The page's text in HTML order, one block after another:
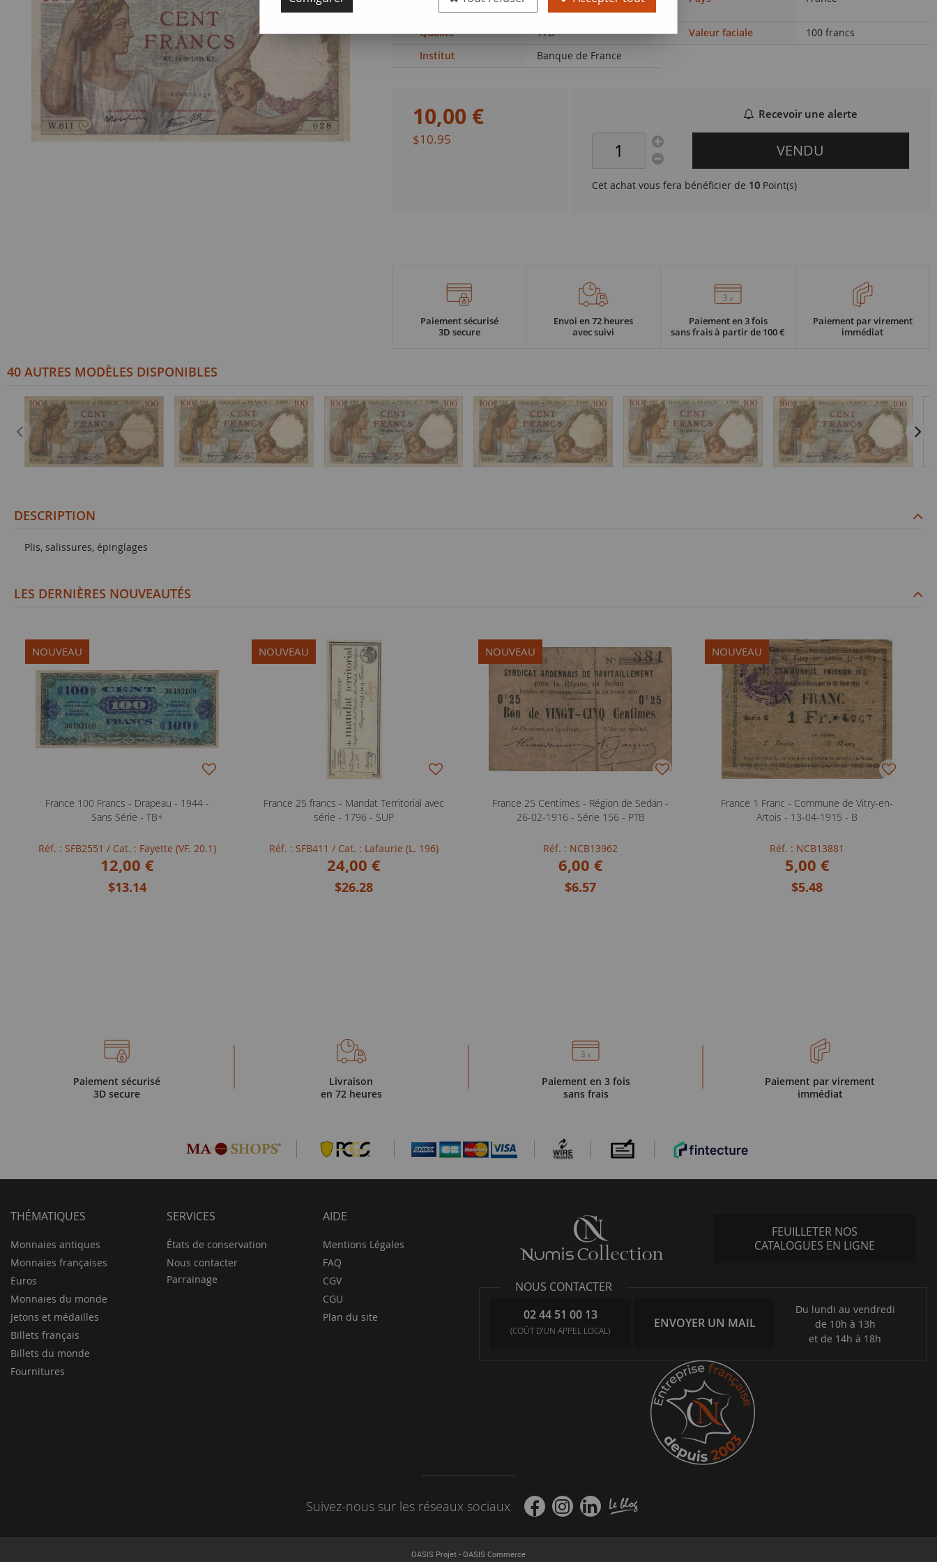
de France (F. 26.06)
Qualité TTB Valeur faciale
100 francs
Institut
Banque de France
10,00 €
$10.95
Recevoir une alerte
VENDU
Cet achat vous fera bénéficier de 10 Point(s)
Paiement sécurisé
3D secure
Envoi en 72 heures
avec suivi
Paiement en 3 fois
sans frais à partir de 100 €
Paiement par virement
immédiat
40 AUTRES MODÈLES DISPONIBLES
DESCRIPTION
Plis, salissures, épinglages
LES DERNIÈRES NOUVEAUTÉS
NOUVEAU
France 100 Francs - Drapeau - 1944 -
Sans Série - TB+
Réf. : SFB2551 / Cat. : Fayette (VF. 20.1)
12,00 €
$13.14
NOUVEAU
France 25 francs - Mandat Territorial avec
série - 1796 - SUP
Réf. : SFB411 / Cat. : Lafaurie (L. 196)
24,00 €
$26.28
NOUVEAU
France 25 Centimes - Région de Sedan -
26-02-1916 - Série 156 - PTB
Réf. : NCB13962
6,00 €
$6.57
NOUVEAU
France 1 Franc - Commune de Vitry-en-
Artois - 13-04-1915 - B
Réf. : NCB13881
5,00 €
$5.48
Paiement sécurisé
3D secure
Livraison
en 72 heures
Paiement en 3 fois
sans frais
Paiement par virement
immédiat
THÉMATIQUES
Monnaies antiques
Monnaies françaises
Euros
Monnaies du monde
Jetons et médailles
Billets français
Billets du monde
Fournitures
SERVICES
États de conservation
Nous contacter
Parrainage
AIDE
Mentions Légales
FAQ
CGV
CGU
Plan du site
FEUILLETER NOS
CATALOGUES EN LIGNE
NOUS CONTACTER
02 44 51 00 13
(COÛT D'UN APPEL LOCAL)
ENVOYER UN MAIL
Du lundi au vendredi
de 10h à 13h
et de 14h à 18h
Suivez-nous sur les réseaux sociaux
OASIS Projet - OASIS Commerce